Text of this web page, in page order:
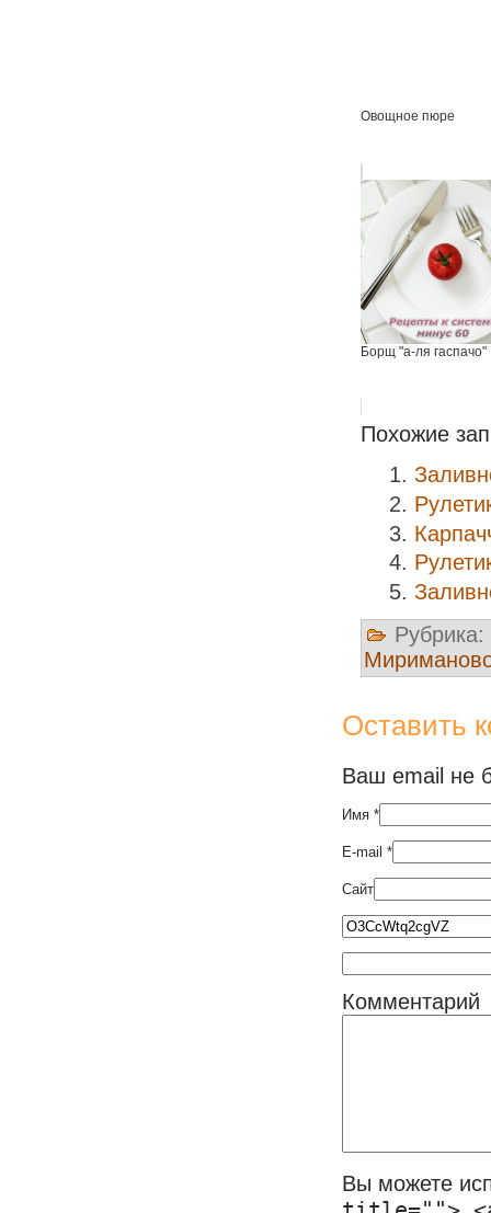
Овощное пюре
Борщ "а-ля гаспачо"
Похожие
Рубрика:
Оставить
Ваш email не
Имя *
E-mail *
Сайт
Комментарий
Вы можете